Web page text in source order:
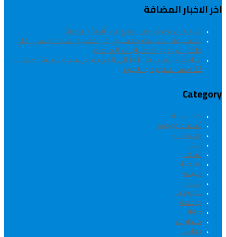
اخر الاخبار المضافة
المدربون يضغطون لرفع عدد أندية البطولة
الحسيمة.. متابعة خمسيني في قضية اعتداء جنسي على
طفل من ذوي الاحتياجات الخاصة
الداخلية الإسبانية تلجأ إلى الجريدة الرسمية لتبليغ أصحاب
22 ملفا للهجرة واللجوء
Category
24 ساعة
أسماء ووجوه
إصدارات
اراء
اشهار
اقتصاد
البيئة
المرأة
تمازيغت
جامعة
جهات
حــــوارات
حوادث